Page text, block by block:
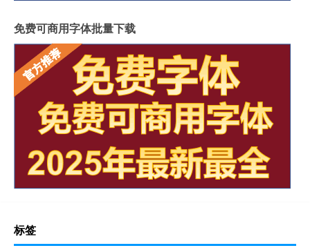
免费可商用字体批量下载
标签